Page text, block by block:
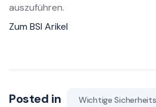
auszuführen.
Zum BSI Arikel
Posted in Wichtige